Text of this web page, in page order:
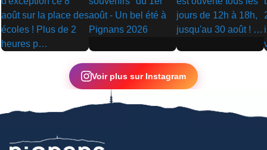
▶
▶ ▶
Voir plus sur Instagram